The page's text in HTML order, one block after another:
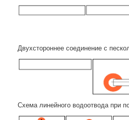
Двухстороннее соединение с
Схема линейного водоотвода при